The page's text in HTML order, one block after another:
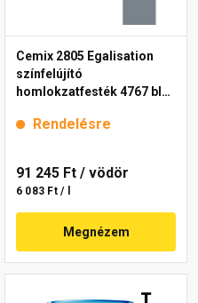
Cemix 2805 Egalisation
színfelújító
homlokzatfesték 4767 blue
Rendelésre
91 245 Ft / vödör
6 083 Ft / l
Megnézem